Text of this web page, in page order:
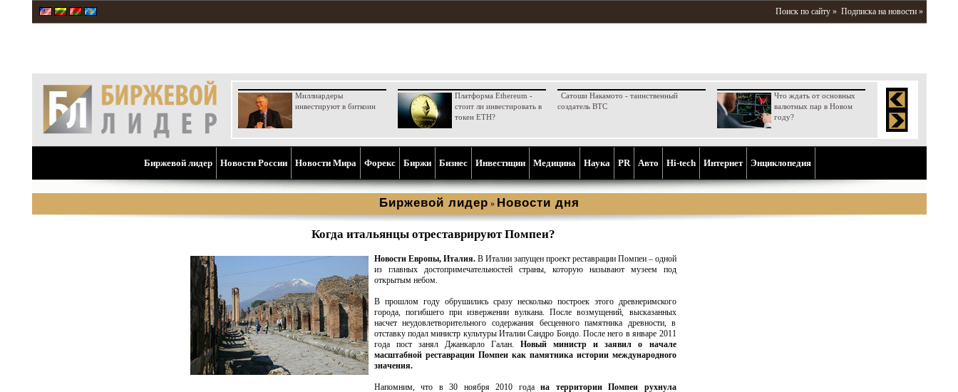
Поиск по сайту » Подписка на новости »
Миллиардеры
инвестируют в биткоин
Платформа Ethereum -
стоит ли инвестировать в
токен ETH?
Сатоши Накамото - таинственный
создатель BTC
Что ждать от основных
валютных пар в Новом
году?
Биржевой лидер Новости России Новости Мира Форекс Биржи Бизнес Инвестиции Медицина Наука PR Aвто Hi-tech Интернет Энциклопедия
Биржевой лидер » Новости дня
Когда итальянцы отреставрируют Помпеи?
Новости Европы, Италия.В Италии запущен проект реставрации Помпеи – одной
из главных достопримечательностей страны, которую называют музеем под
открытым небом.
В прошлом году обрушились сразу несколько построек этого древнеримского
города, погибшего при извержении вулкана. После возмущений, высказанных
насчет неудовлетворительного содержания бесценного памятника древности, в
отставку подал министр культуры Италии Сандро Бондо. После него в январе 2011
года пост занял Джанкарло Галан. Новый министр и заявил о начале
масштабной реставрации Помпеи как памятника истории международного
значения.
Напомним, что в 30 ноября 2010 года на территории Помпеи рухнула